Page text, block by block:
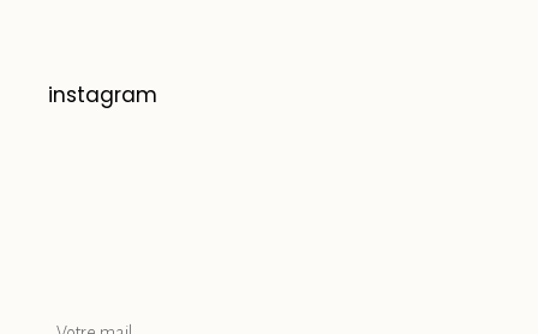
instagram